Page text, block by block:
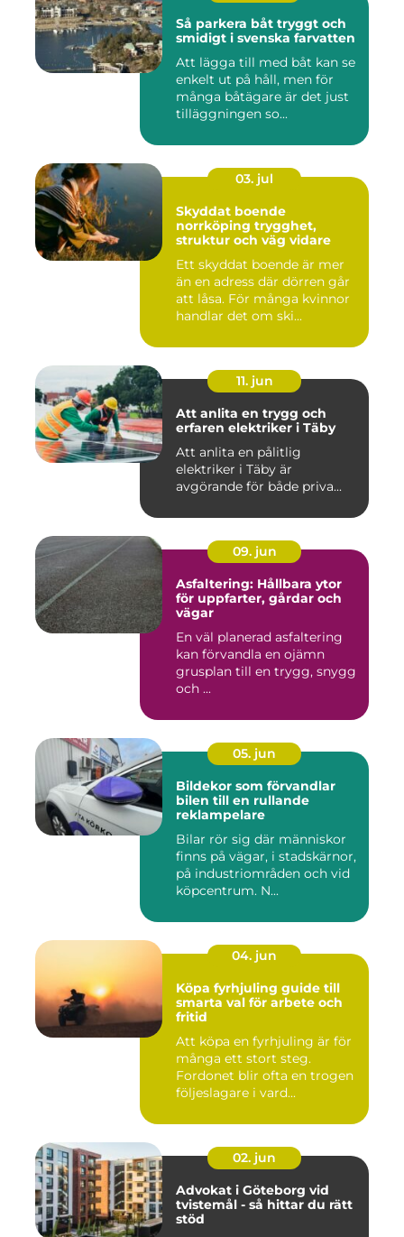
Så parkera båt tryggt och
smidigt i svenska farvatten
Att lägga till med båt kan se
enkelt ut på håll, men för
många båtägare är det just
tilläggningen so...
03. jul
Skyddat boende
norrköping trygghet,
struktur och väg vidare
Ett skyddat boende är mer
än en adress där dörren går
att låsa. För många kvinnor
handlar det om ski...
11. jun
Att anlita en trygg och
erfaren elektriker i Täby
Att anlita en pålitlig
elektriker i Täby är
avgörande för både priva...
09. jun
Asfaltering: Hållbara ytor
för uppfarter, gårdar och
vägar
En väl planerad asfaltering
kan förvandla en ojämn
grusplan till en trygg, snygg
och ...
05. jun
Bildekor som förvandlar
bilen till en rullande
reklampelare
Bilar rör sig där människor
finns på vägar, i stadskärnor,
på industriområden och vid
köpcentrum. N...
04. jun
Köpa fyrhjuling guide till
smarta val för arbete och
fritid
Att köpa en fyrhjuling är för
många ett stort steg.
Fordonet blir ofta en trogen
följeslagare i vard...
02. jun
Advokat i Göteborg vid
tvistemål - så hittar du rätt
stöd